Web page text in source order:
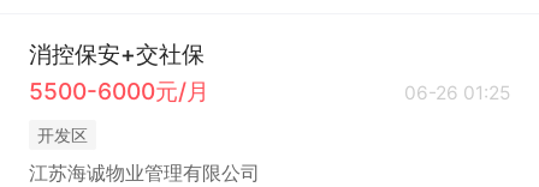
消控保安+交社保
5500-6000元/月
06-26 01:25
开发区
江苏海诚物业管理有限公司